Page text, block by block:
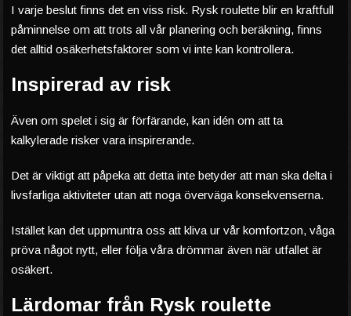
I varje beslut finns det en viss risk. Rysk roulette blir en kraftfull
påminnelse om att trots all vår planering och beräkning, finns
det alltid osäkerhetsfaktorer som vi inte kan kontrollera.
Inspirerad av risk
Även om spelet i sig är förfärande, kan idén om att ta
kalkylerade risker vara inspirerande.
Det är viktigt att påpeka att detta inte betyder att man ska delta i
livsfarliga aktiviteter utan att noga överväga konsekvenserna.
Istället kan det uppmuntra oss att kliva ur vår komfortzon, våga
pröva något nytt, eller följa våra drömmar även när utfallet är
osäkert.
Lärdomar från Rysk roulette